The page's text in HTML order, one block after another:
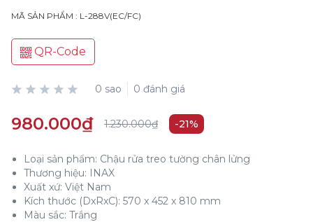
MÃ SẢN PHẨM : L-288V(EC/FC)
QR-Code
0 sao 0 đánh giá
980.000₫ 1.230.000₫ -21%
Loại sản phẩm: Chậu rửa treo tường chân lửng
Thương hiệu: INAX
Xuất xứ: Việt Nam
Kích thước (DxRxC): 570 x 452 x 810 mm
Màu sắc: Trắng